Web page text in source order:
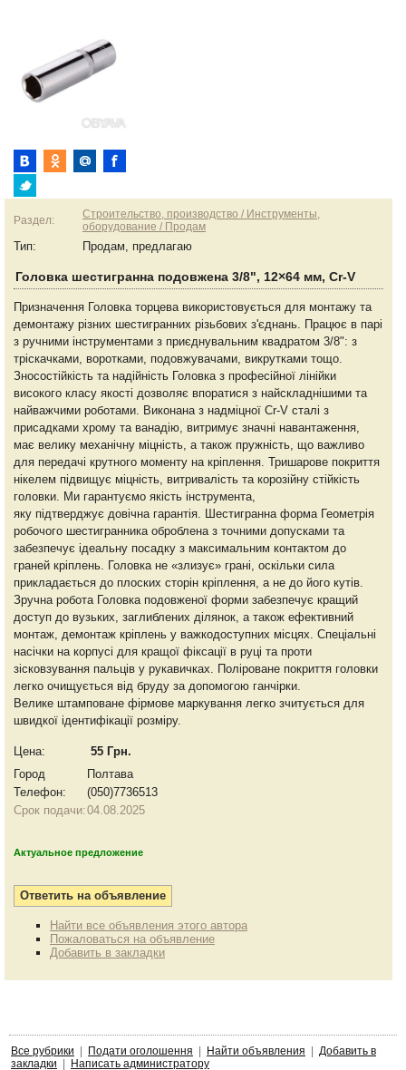
Раздел:
Строительство, производство / Инструменты,
оборудование / Продам
Тип: Продам, предлагаю
Головка шестигранна подовжена 3/8", 12×64 мм, Cr-V
Призначення Головка торцева використовується для монтажу та
демонтажу різних шестигранних різьбових з'єднань. Працює в парі
з ручними інструментами з приєднувальним квадратом 3/8": з
тріскачками, воротками, подовжувачами, викрутками тощо.
Зносостійкість та надійність Головка з професійної лінійки
високого класу якості дозволяє впоратися з найскладнішими та
найважчими роботами. Виконана з надміцної Cr-V сталі з
присадками хрому та ванадію, витримує значні навантаження,
має велику механічну міцність, а також пружність, що важливо
для передачі крутного моменту на кріплення. Тришарове покриття
нікелем підвищує міцність, витривалість та корозійну стійкість
головки. Ми гарантуємо якість інструмента,
яку підтверджує довічна гарантія. Шестигранна форма Геометрія
робочого шестигранника оброблена з точними допусками та
забезпечує ідеальну посадку з максимальним контактом до
граней кріплень. Головка не «злизує» грані, оскільки сила
прикладається до плоских сторін кріплення, а не до його кутів.
Зручна робота Головка подовженої форми забезпечує кращий
доступ до вузьких, заглиблених ділянок, а також ефективний
монтаж, демонтаж кріплень у важкодоступних місцях. Спеціальні
насічки на корпусі для кращої фіксації в руці та проти
зісковзування пальців у рукавичках. Поліроване покриття головки
легко очищується від бруду за допомогою ганчірки.
Велике штамповане фірмове маркування легко зчитується для
швидкої ідентифікації розміру.
Цена:
55 Грн.
Город
Полтава
Телефон:
(050)7736513
Срок подачи:04.08.2025
Актуальное предложение
Найти все объявления этого автора
Пожаловаться на объявление
Добавить в закладки
Все рубрики Подати оголошення Найти объявления
Добавить в
закладки
Написать администратору